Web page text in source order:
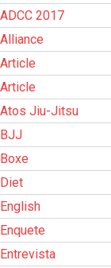
ADCC 2017
Alliance
Article
Article
Atos Jiu-Jitsu
BJJ
Boxe
Diet
English
Enquete
Entrevista